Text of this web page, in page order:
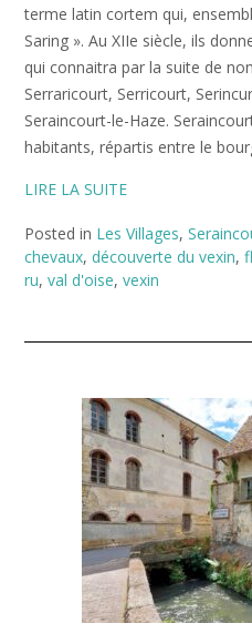
terme latin cortem qui,
Saring ». Au XIIe siècle, ils
qui connaitra par la suite de
Serraricourt, Serricourt,
Seraincourt-le-Haze.
habitants, répartis entre le
LIRE LA SUITE
Posted in Les Villages,
chevaux, découverte du vexin,
ru, val d'oise, vexin